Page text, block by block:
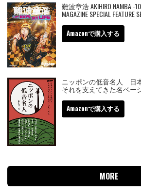
難波章浩 AKIHIRO NAMBA -
MAGAZINE SPECIAL FEATURE
Amazonで購入する
ニッポンの低音名人 日
それを支えてきた名ベー
Amazonで購入する
MORE